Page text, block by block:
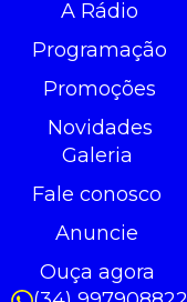
A Rádio
Programação
Promoções
Novidades
Galeria
Fale conosco
Anuncie
Ouça agora